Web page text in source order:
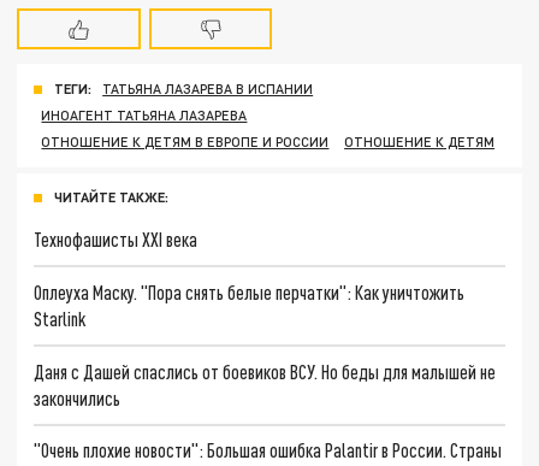
ТЕГИ:
ТАТЬЯНА ЛАЗАРЕВА В ИСПАНИИ
ИНОАГЕНТ ТАТЬЯНА ЛАЗАРЕВА
ОТНОШЕНИЕ К ДЕТЯМ В ЕВРОПЕ И РОССИИ
ОТНОШЕНИЕ К ДЕТЯМ
ЧИТАЙТЕ ТАКЖЕ:
Технофашисты XXI века
Оплеуха Маску. "Пора снять белые перчатки": Как уничтожить
Starlink
Даня с Дашей спаслись от боевиков ВСУ. Но беды для малышей не
закончились
"Очень плохие новости": Большая ошибка Palantir в России. Страны